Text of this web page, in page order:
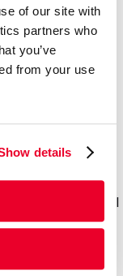
of our site with
partners who
you’ve
from your use
details
Neopor-eske
post eller
skumhalvdeler
har plass til
med blod eller
ligner vanlige
kjølemiddel av
brukes til
temperatur
neopor, kan